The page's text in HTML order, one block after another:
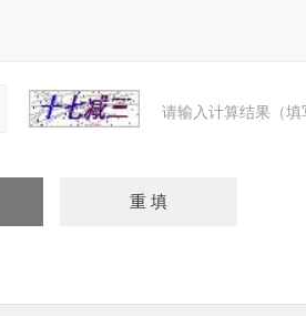
请输入计算结果（